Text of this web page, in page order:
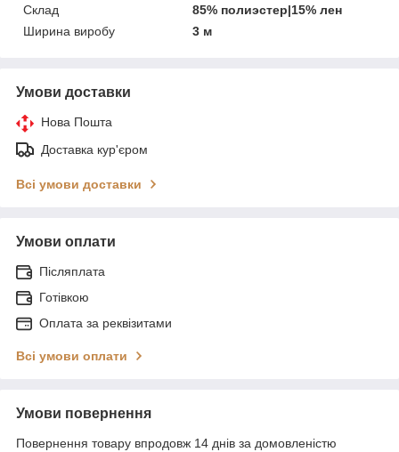
Склад
85% полиэстер|15% лен
Ширина виробу
3 м
Умови доставки
Нова Пошта
Доставка кур'єром
Всі умови доставки
Умови оплати
Післяплата
Готівкою
Оплата за реквізитами
Всі умови оплати
Умови повернення
Повернення товару впродовж 14 днів за домовленістю